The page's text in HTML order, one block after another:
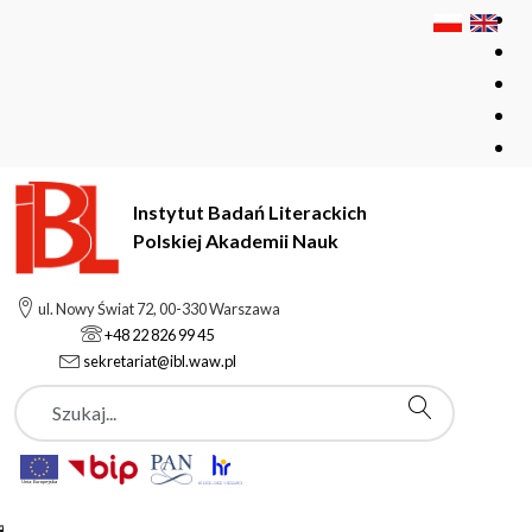
Instytut Badań Literackich
Polskiej Akademii Nauk
ul. Nowy Świat 72, 00-330 Warszawa
+48 22 826 99 45
sekretariat@ibl.waw.pl
Szukaj
Instytut Badań Literackich Polskiej Akademii Nauk
Pracownie i zespoły
Pracownia Dokumentacji Literatury Współczesnej
Pracownia
Dokumentacji